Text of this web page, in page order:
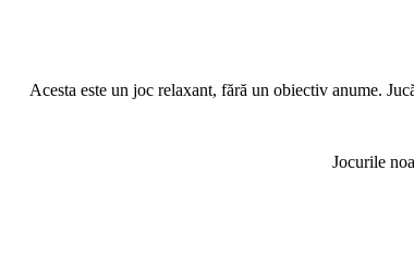
Acesta este un joc relaxant, fără un obiectiv anume.
Jocurile